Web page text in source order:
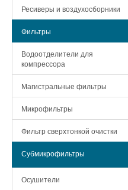
Ресиверы и воздухосборники
Фильтры
Водоотделители для
компрессора
Магистральные фильтры
Микрофильтры
Фильтр сверхтонкой очистки
Субмикрофильтры
Осушители